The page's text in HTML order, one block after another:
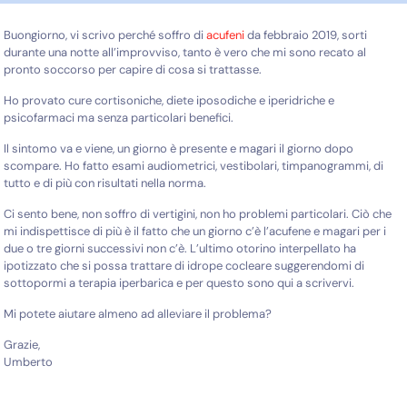
Buongiorno, vi scrivo perché soffro diacufenida febbraio 2019, sorti
durante una notte all’improvviso, tanto è vero che mi sono recato al
pronto soccorso per capire di cosa si trattasse.
Ho provato cure cortisoniche, diete iposodiche e iperidriche e
psicofarmaci ma senza particolari benefici.
Il sintomo va e viene, un giorno è presente e magari il giorno dopo
scompare. Ho fatto esami audiometrici, vestibolari, timpanogrammi, di
tutto e di più con risultati nella norma.
Ci sento bene, non soffro di vertigini, non ho problemi particolari. Ciò che
mi indispettisce di più è il fatto che un giorno c’è l’acufene e magari per i
due o tre giorni successivi non c’è. L’ultimo otorino interpellato ha
ipotizzato che si possa trattare di idrope cocleare suggerendomi di
sottopormi a terapia iperbarica e per questo sono qui a scrivervi.
Mi potete aiutare almeno ad alleviare il problema?
Grazie,
Umberto